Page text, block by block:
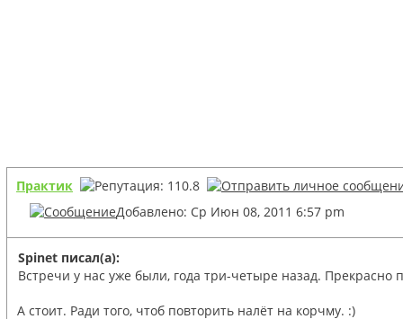
Практик
Добавлено: Ср Июн 08, 2011 6:57 pm
Spinet писал(а):
Встречи у нас уже были, года три-четыре назад.
А стоит. Ради того, чтоб повторить налёт на корчму. :)